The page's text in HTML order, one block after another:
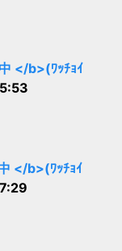
</b>(ﾜｯﾁｮｲ
</b>(ﾜｯﾁｮｲ